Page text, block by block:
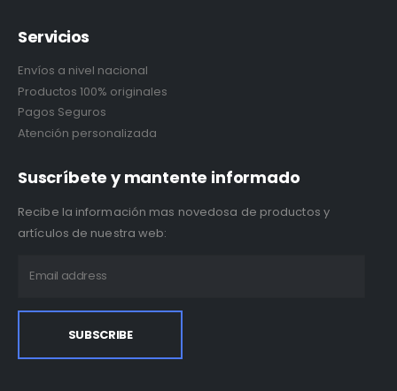
Servicios
Envíos a nivel nacional
Productos 100% originales
Pagos Seguros
Atención personalizada
Suscríbete y mantente informado
Recibe la información mas novedosa de productos y
artículos de nuestra web: